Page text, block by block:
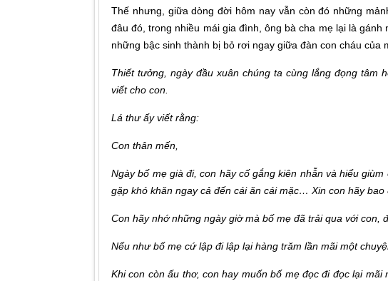
Thế nhưng, giữa dòng đời hôm nay vẫn còn đó những
đâu đó, trong nhiều mái gia đình, ông bà cha mẹ lại là
những bậc sinh thành bị bỏ rơi ngay giữa đàn con cháu của
Thiết tưởng, ngày đầu xuân chúng ta cùng lắng đọng tâm
viết cho con.
Lá thư ấy viết rằng:
Con thân mến,
Ngày bố mẹ già đi, con hãy cố gắng kiên nhẫn và hiểu
gặp khó khăn ngay cả đến cái ăn cái mặc… Xin con hãy bao
Con hãy nhớ những ngày giờ mà bố mẹ đã trải qua với con,
Nếu như bố mẹ cứ lập đi lập lại hàng trăm lần mãi một
Khi con còn ấu thơ, con hay muốn bố mẹ đọc đi đọc lại